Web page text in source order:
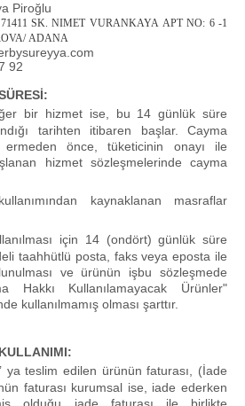
Piroğlu
SK. NIMET VURANKAYA APT NO: 6 -1
ADANA
92
bir hizmet ise, bu 14 günlük süre
tarihten itibaren başlar. Cayma
önce, tüketicinin onayı ile
hizmet sözleşmelerinde cayma
kaynaklanan masraflar
için 14 (ondört) günlük süre
taahhütlü posta, faks veya eposta ile
ve ürünün işbu sözleşmede
Hakkı Kullanılamayacak Ürünler"
kullanılmamış olması şarttır.
ya teslim edilen ürünün faturası, (İade
faturası kurumsal ise, iade ederken